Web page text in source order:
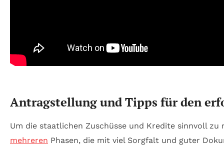
Antragstellung und Tipps für den
Um die staatlichen Zuschüsse und Kredite sinnvoll
mehreren Phasen, die mit viel Sorgfalt und guter